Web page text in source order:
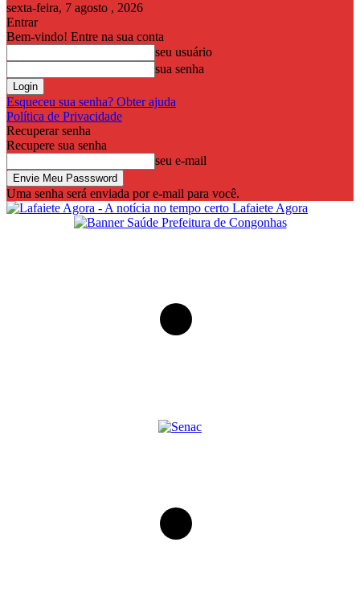
sexta-feira, 7 agosto , 2026
Entrar
Bem-vindo! Entre na sua conta
seu usuário
sua senha
Esqueceu sua senha? Obter ajuda
Política de Privacidade
Recuperar senha
Recupere sua senha
seu e-mail
Uma senha será enviada por e-mail para você.
Lafaiete Agora